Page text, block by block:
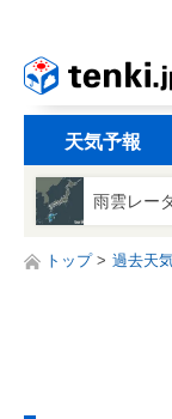
天気予報
雨雲レー
トップ 過去天